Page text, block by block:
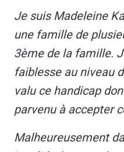
Je suis Madeleine
une famille de
3ème de la famille.
faiblesse au niveau
valu ce handicap
parvenu à accepter
Malheureusement